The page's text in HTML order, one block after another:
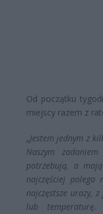
Od początku
miejscy razem z
„Jestem jednym z
Naszym
potrzebują, a
najczęściej polega
najczęstsze urazy,
lub temperaturę.